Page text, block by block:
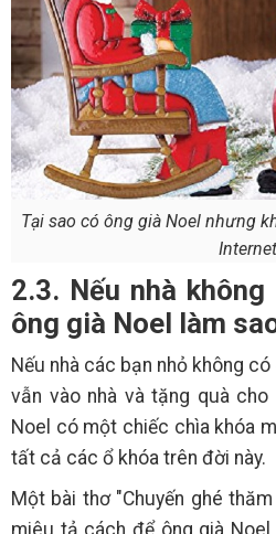
Tại sao có ông già Noel nhưng
Internet
2.3. Nếu nhà
ông già Noel làm
Nếu nhà các bạn nhỏ không
vẫn vào nhà và tặng quà
Noel có một chiếc chìa khóa
tất cả các ổ khóa trên đời này.
Một bài thơ "Chuyến ghé
miêu tả cách để ông già